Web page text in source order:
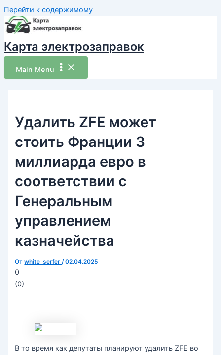
Перейти к содержимому
Карта электрозаправок
Main Menu
Удалить ZFE может
стоить Франции 3
миллиарда евро в
соответствии с
Генеральным
управлением
казначейства
Отwhite_serfer/02.04.2025
0
(0)
В то время как депутаты планируют удалить ZFE во